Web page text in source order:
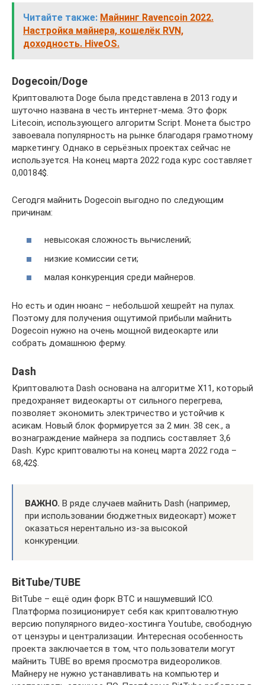
Читайте также: Майнинг Ravencoin 2022.
Настройка майнера, кошелёк RVN,
доходность. HiveOS.
Dogecoin/Doge
Криптовалюта Doge была представлена в 2013 году и
шуточно названа в честь интернет-мема. Это форк
Litecoin, использующего алгоритм Script. Монета быстро
завоевала популярность на рынке благодаря грамотному
маркетингу. Однако в серьёзных проектах сейчас не
используется. На конец марта 2022 года курс составляет
0,00184$.
Сегодгя майнить Dogecoin выгодно по следующим
причинам:
невысокая сложность вычислений;
низкие комиссии сети;
малая конкуренция среди майнеров.
Но есть и один нюанс – небольшой хешрейт на пулах.
Поэтому для получения ощутимой прибыли майнить
Dogecoin нужно на очень мощной видеокарте или
собрать домашнюю ферму.
Dash
Криптовалюта Dash основана на алгоритме Х11, который
предохраняет видеокарты от сильного перегрева,
позволяет экономить электричество и устойчив к
асикам. Новый блок формируется за 2 мин. 38 сек., а
вознаграждение майнера за подпись составляет 3,6
Dash. Курс криптовалюты на конец марта 2022 года –
68,42$.
ВАЖНО. В ряде случаев майнить Dash (например,
при использовании бюджетных видеокарт) может
оказаться нерентально из-за высокой
конкуренции.
BitTube/TUBE
BitTube – ещё один форк BTC и нашумевший ICO.
Платформа позиционирует себя как криптовалютную
версию популярного видео-хостинга Youtube, свободную
от цензуры и централизации. Интересная особенность
проекта заключается в том, что пользователи могут
майнить TUBE во время просмотра видеороликов.
Майнеру не нужно устанавливать на компьютер и